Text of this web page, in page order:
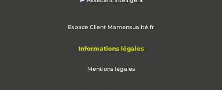
Espace Client Mamensualité.fr
Informations légales
Mentions légales